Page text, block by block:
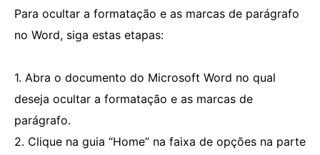
Para ocultar a formatação e as marcas de parágrafo
no Word, siga estas etapas:
1. Abra o documento do Microsoft Word no qual
deseja ocultar a formatação e as marcas de
parágrafo.
2. Clique na guia “Home” na faixa de opções na parte